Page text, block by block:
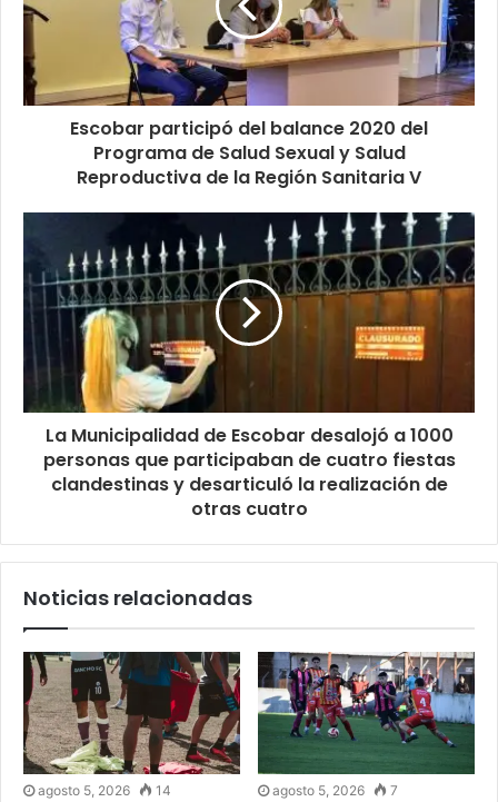
Escobar participó del balance 2020 del
Programa de Salud Sexual y Salud
Reproductiva de la Región Sanitaria V
La Municipalidad de Escobar desalojó a 1000
personas que participaban de cuatro fiestas
clandestinas y desarticuló la realización de
otras cuatro
Noticias relacionadas
agosto 5, 2026 14 agosto 5, 2026 7